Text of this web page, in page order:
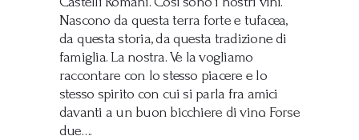
Nascono da questa terra forte e tufacea,
da questa storia, da questa tradizione di
famiglia. La nostra. Ve la vogliamo
raccontare con lo stesso piacere e lo
stesso spirito con cui si parla fra amici
davanti a un buon bicchiere di vino. Forse
due….